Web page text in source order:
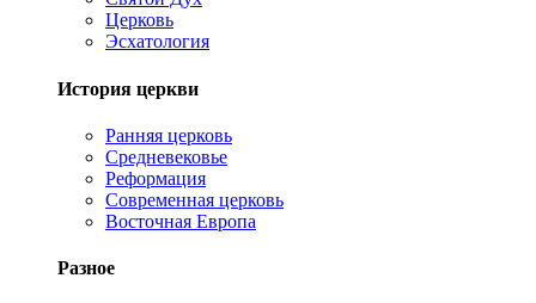
Церковь
Эсхатология
История церкви
Ранняя церковь
Средневековье
Реформация
Современная церковь
Восточная Европа
Разное